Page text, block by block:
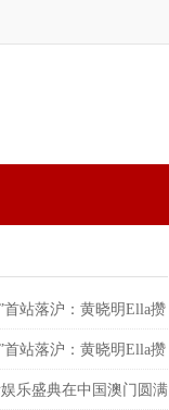
首站落沪：黄晓明Ella攒
赶时间的晚风
首站落沪：黄晓明Ella攒
赶时间的晚风
乐盛典在中国澳门圆满